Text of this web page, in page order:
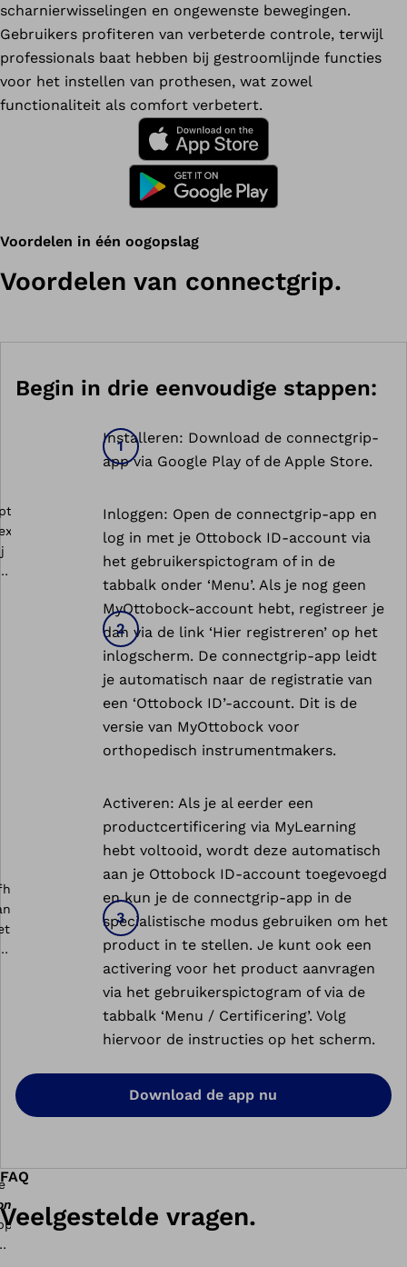
scharnierwisselingen en ongewenste bewegingen.
Gebruikers profiteren van verbeterde controle, terwijl
professionals baat hebben bij gestroomlijnde functies
voor het instellen van prothesen, wat zowel
functionaliteit als comfort verbetert.
Voordelen in één oogopslag
Voordelen van connectgrip.
Begin in drie eenvoudige stappen:
Installeren: Download de connectgrip-
app via Google Play of de Apple Store.
Inloggen: Open de connectgrip-app en
log in met je Ottobock ID-account via
het gebruikerspictogram of in de
tabbalk onder ‘Menu’. Als je nog geen
MyOttobock-account hebt, registreer je
dan via de link ‘Hier registreren’ op het
inlogscherm. De connectgrip-app leidt
je automatisch naar de registratie van
een ‘Ottobock ID’-account. Dit is de
versie van MyOttobock voor
orthopedisch instrumentmakers.
Activeren: Als je al eerder een
productcertificering via MyLearning
hebt voltooid, wordt deze automatisch
aan je Ottobock ID-account toegevoegd
en kun je de connectgrip-app in de
specialistische modus gebruiken om het
product in te stellen. Je kunt ook een
activering voor het product aanvragen
via het gebruikerspictogram of via de
tabbalk ‘Menu / Certificering’. Volg
hiervoor de instructies op het scherm.
Download de app nu
FAQ
Veelgestelde vragen.